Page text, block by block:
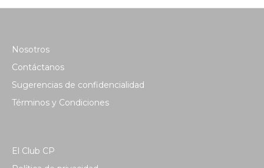
Nosotros
Contáctanos
Sugerencias de confidencialidad
Términos y Condiciones
El Club CP